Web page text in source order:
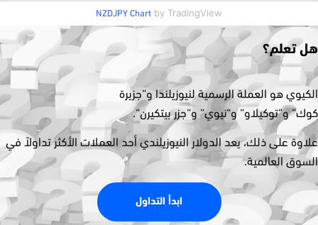
NZDJPY Chart by TradingView
هل تعلم؟
الكيوي هو العملة الرسمية لنيوزيلندا و“جزيرة
كوك“و“توكيلاو“ و“نيوي“ و“جزر بيتكيرن“.
علاوة على ذلك، يعد الدولار النيوزيلندي أحد العملات الأكثر تداولاً في
السوق العالمية.
ابدأ التداول